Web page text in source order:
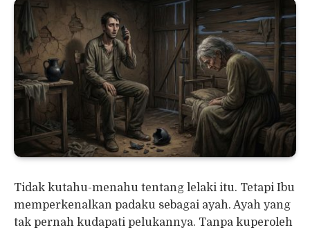
Tidak kutahu-menahu tentang lelaki itu. Tetapi Ibu
memperkenalkan padaku sebagai ayah. Ayah yang
tak pernah kudapati pelukannya. Tanpa kuperoleh